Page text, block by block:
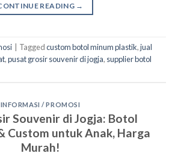
READING →
Taggedcustom botol minum plastik,jual
,pusat grosir souvenir di jogja, supplier botol
INFORMASI / PROMOSI
Souvenir di Jogja: Botol
Custom untuk Anak, Harga
Murah!